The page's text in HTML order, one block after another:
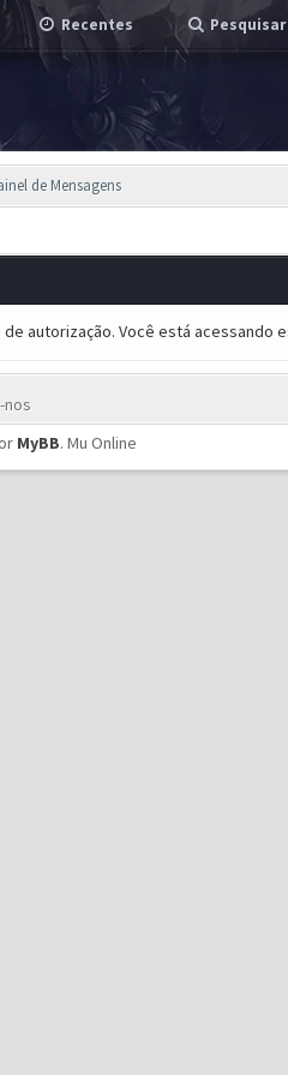
Recentes Pesquisar
de Mensagens
autorização. Você está
nos
MyBB.Mu Online